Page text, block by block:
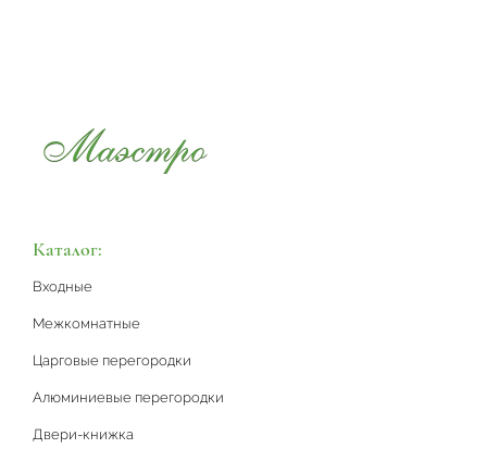
Каталог:
Входные
Межкомнатные
Царговые перегородки
Алюминиевые перегородки
Двери-книжка